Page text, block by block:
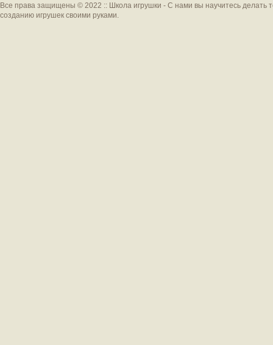
Все права защищены © 2022 :: Школа игрушки - С нами вы научитесь делать
созданию игрушек своими руками.